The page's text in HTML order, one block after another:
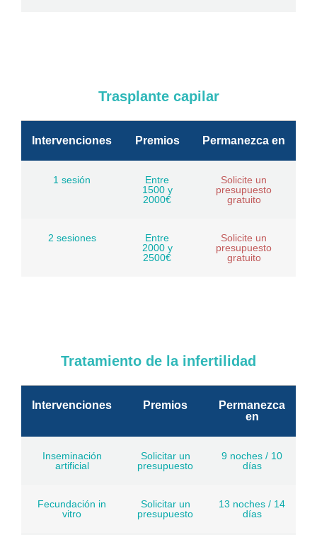
Trasplante capilar
Intervenciones Premios Permanezca en
1 sesión
Entre
1500 y
2000€
Solicite un
presupuesto
gratuito
2 sesiones
Entre
2000 y
2500€
Solicite un
presupuesto
gratuito
Tratamiento de la infertilidad
Intervenciones Premios
Permanezca
en
Inseminación
artificial
Solicitar un
presupuesto
9 noches / 10
días
Fecundación in
vitro
Solicitar un
presupuesto
13 noches / 14
días